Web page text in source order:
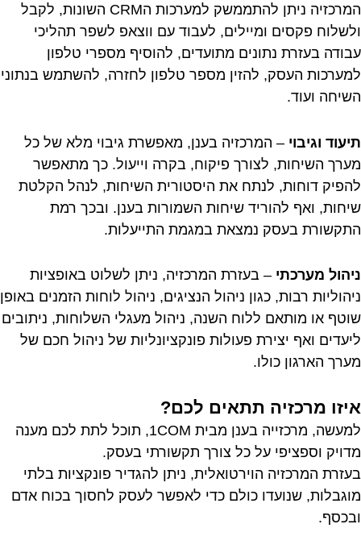
המרכזיה ניתן להתממשק למערכות הCRM השונות, לקבל
ולשלוח פקסים ומיילים, לעבוד עם ווצאפ לשפר תהליכי
עבודה בעזרת נתונים מתועדים, להוסיף מספרי טלפון
למערכות העסק, להזין מספר טלפון לחזרה, להשתמש בנתוני
השיחה ועוד.
תיעוד וגיבוי – המרכזיה בענן, מאפשרת גיבוי מלא של כל
מערך השיחות, לצורך פיקוח, בקרה וייעול. כך מתאפשר
להפיק דוחות, לנתח את היסטורית השיחות, לנהל הקלטת
שיחות, ואף להוריד שיחות השמורות בענן. ובכך רמת
התקשורת בעסק נמצאת במגמת התייעלות.
ניהול מערכתי – בעזרת המרכזיה, ניתן לשלוט באופציות
ניהוליות רבות, כגון ניהול הנציגים, ניהול לוחות הזמנים באופן
שוטף או מותאם ללוח השנה, ניהול מעגלי השלוחות, ניתובים
ליעדים ואף יצירת פעולות פונקציונליות של ניהול חכם של
מערך הארגון כולו.
איזו מרכזיה תתאים לכם?
למעשה, מרכזייה בענן מבית 1COM, תוכל לתת לכם מענה
מדויק וספציפי על כל צורך תקשורתי בעסק.
בעזרת המרכזיה הוירטואלית, ניתן להגדיר פונקציות בלתי
מוגבלות, שנועדו כולם כדי לאפשר לעסק לחסוך בכוח אדם
ובכסף.